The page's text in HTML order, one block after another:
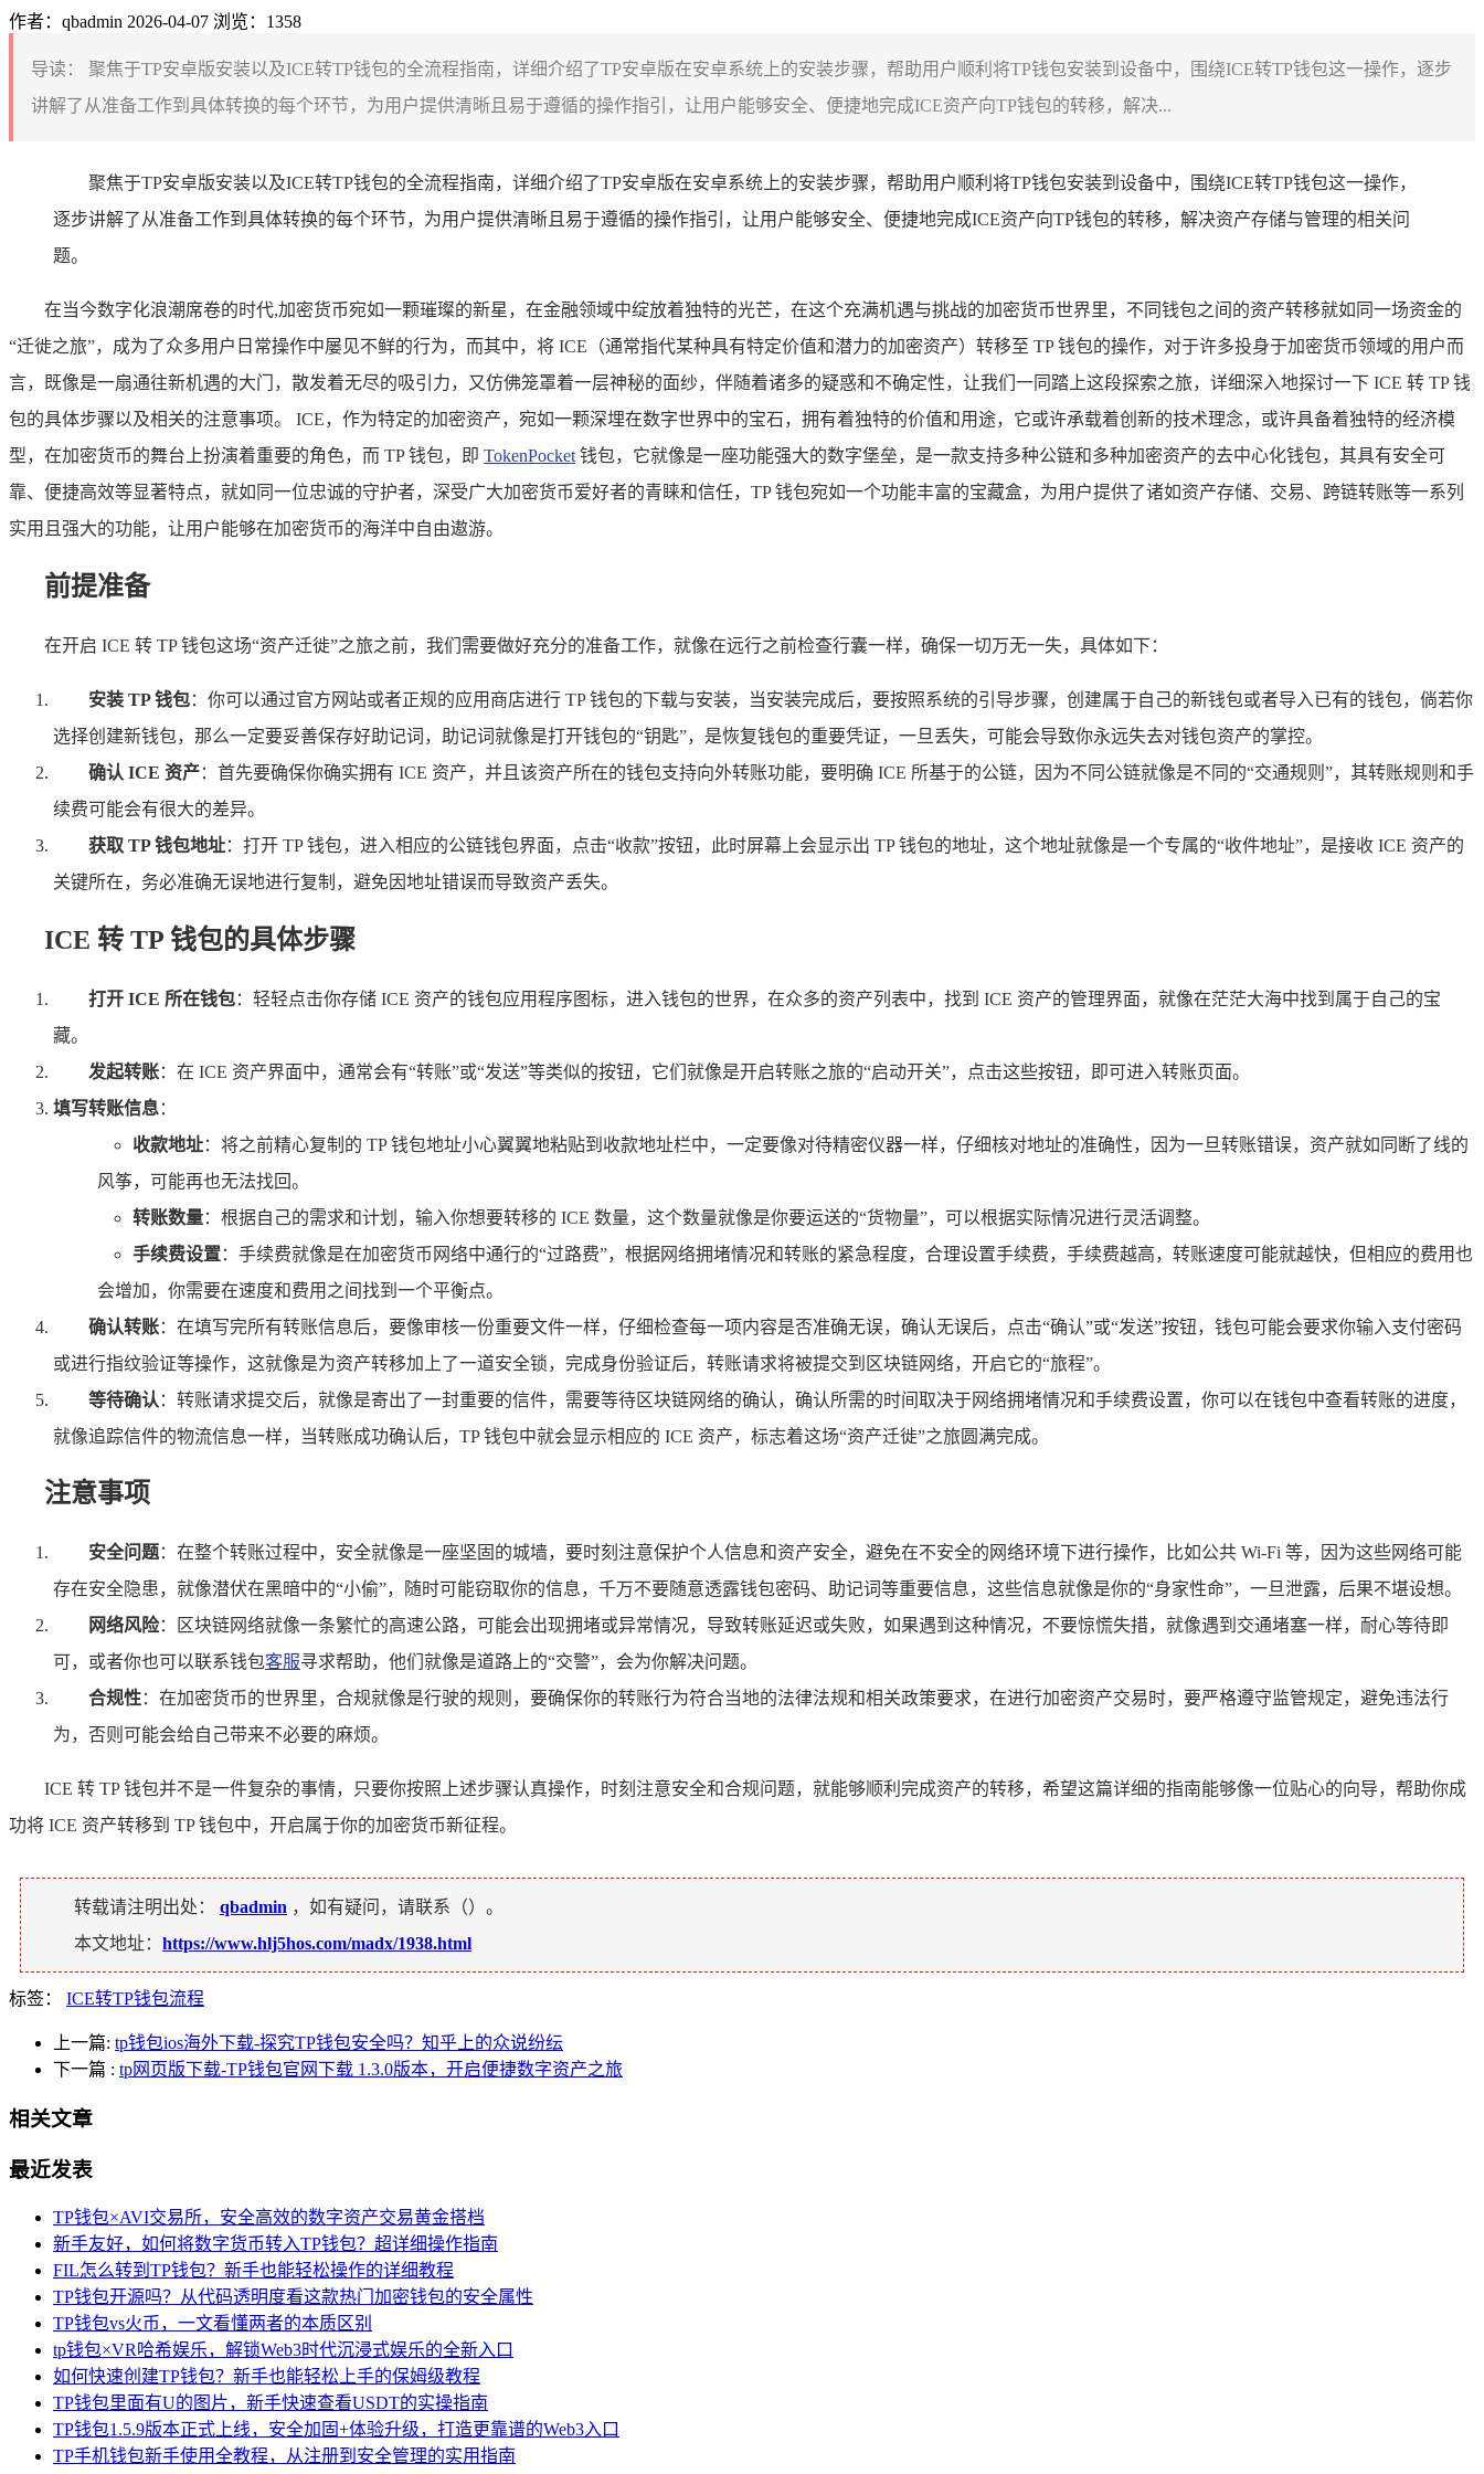
作者：qbadmin 2026-04-07 浏览：1358
导读：
聚焦于TP安卓版安装以及ICE转TP钱包的全流程指南，详细介绍了TP安卓版在安卓系统上的安装步骤，帮助用户顺利将TP钱包安装到设备中，围绕ICE转TP钱包这一操作，逐步
讲解了从准备工作到具体转换的每个环节，为用户提供清晰且易于遵循的操作指引，让用户能够安全、便捷地完成ICE资产向TP钱包的转移，解决...
聚焦于TP安卓版安装以及ICE转TP钱包的全流程指南，详细介绍了TP安卓版在安卓系统上的安装步骤，帮助用户顺利将TP钱包安装到设备中，围绕ICE转TP钱包这一操作，
逐步讲解了从准备工作到具体转换的每个环节，为用户提供清晰且易于遵循的操作指引，让用户能够安全、便捷地完成ICE资产向TP钱包的转移，解决资产存储与管理的相关问
题。
在当今数字化浪潮席卷的时代,加密货币宛如一颗璀璨的新星，在金融领域中绽放着独特的光芒，在这个充满机遇与挑战的加密货币世界里，不同钱包之间的资产转移就如同一场资金的
“迁徙之旅”，成为了众多用户日常操作中屡见不鲜的行为，而其中，将 ICE（通常指代某种具有特定价值和潜力的加密资产）转移至 TP 钱包的操作，对于许多投身于加密货币领域的用户而
言，既像是一扇通往新机遇的大门，散发着无尽的吸引力，又仿佛笼罩着一层神秘的面纱，伴随着诸多的疑惑和不确定性，让我们一同踏上这段探索之旅，详细深入地探讨一下 ICE 转 TP 钱
包的具体步骤以及相关的注意事项。 ICE，作为特定的加密资产，宛如一颗深埋在数字世界中的宝石，拥有着独特的价值和用途，它或许承载着创新的技术理念，或许具备着独特的经济模
型，在加密货币的舞台上扮演着重要的角色，而 TP 钱包，即 TokenPocket 钱包，它就像是一座功能强大的数字堡垒，是一款支持多种公链和多种加密资产的去中心化钱包，其具有安全可
靠、便捷高效等显著特点，就如同一位忠诚的守护者，深受广大加密货币爱好者的青睐和信任，TP 钱包宛如一个功能丰富的宝藏盒，为用户提供了诸如资产存储、交易、跨链转账等一系列
实用且强大的功能，让用户能够在加密货币的海洋中自由遨游。
前提准备
在开启 ICE 转 TP 钱包这场“资产迁徙”之旅之前，我们需要做好充分的准备工作，就像在远行之前检查行囊一样，确保一切万无一失，具体如下：
安装 TP 钱包：你可以通过官方网站或者正规的应用商店进行 TP 钱包的下载与安装，当安装完成后，要按照系统的引导步骤，创建属于自己的新钱包或者导入已有的钱包，倘若你
选择创建新钱包，那么一定要妥善保存好助记词，助记词就像是打开钱包的“钥匙”，是恢复钱包的重要凭证，一旦丢失，可能会导致你永远失去对钱包资产的掌控。
确认 ICE 资产：首先要确保你确实拥有 ICE 资产，并且该资产所在的钱包支持向外转账功能，要明确 ICE 所基于的公链，因为不同公链就像是不同的“交通规则”，其转账规则和手
续费可能会有很大的差异。
获取 TP 钱包地址：打开 TP 钱包，进入相应的公链钱包界面，点击“收款”按钮，此时屏幕上会显示出 TP 钱包的地址，这个地址就像是一个专属的“收件地址”，是接收 ICE 资产的
关键所在，务必准确无误地进行复制，避免因地址错误而导致资产丢失。
ICE 转 TP 钱包的具体步骤
打开 ICE 所在钱包：轻轻点击你存储 ICE 资产的钱包应用程序图标，进入钱包的世界，在众多的资产列表中，找到 ICE 资产的管理界面，就像在茫茫大海中找到属于自己的宝
藏。
发起转账：在 ICE 资产界面中，通常会有“转账”或“发送”等类似的按钮，它们就像是开启转账之旅的“启动开关”，点击这些按钮，即可进入转账页面。
填写转账信息：
收款地址：将之前精心复制的 TP 钱包地址小心翼翼地粘贴到收款地址栏中，一定要像对待精密仪器一样，仔细核对地址的准确性，因为一旦转账错误，资产就如同断了线的
风筝，可能再也无法找回。
转账数量：根据自己的需求和计划，输入你想要转移的 ICE 数量，这个数量就像是你要运送的“货物量”，可以根据实际情况进行灵活调整。
手续费设置：手续费就像是在加密货币网络中通行的“过路费”，根据网络拥堵情况和转账的紧急程度，合理设置手续费，手续费越高，转账速度可能就越快，但相应的费用也
会增加，你需要在速度和费用之间找到一个平衡点。
确认转账：在填写完所有转账信息后，要像审核一份重要文件一样，仔细检查每一项内容是否准确无误，确认无误后，点击“确认”或“发送”按钮，钱包可能会要求你输入支付密码
或进行指纹验证等操作，这就像是为资产转移加上了一道安全锁，完成身份验证后，转账请求将被提交到区块链网络，开启它的“旅程”。
等待确认 ：转账请求提交后，就像是寄出了一封重要的信件，需要等待区块链网络的确认，确认所需的时间取决于网络拥堵情况和手续费设置，你可以在钱包中查看转账的进度，
就像追踪信件的物流信息一样，当转账成功确认后，TP 钱包中就会显示相应的 ICE 资产，标志着这场“资产迁徙”之旅圆满完成。
注意事项
安全问题：在整个转账过程中，安全就像是一座坚固的城墙，要时刻注意保护个人信息和资产安全，避免在不安全的网络环境下进行操作，比如公共 Wi-Fi 等，因为这些网络可能
存在安全隐患，就像潜伏在黑暗中的“小偷”，随时可能窃取你的信息，千万不要随意透露钱包密码、助记词等重要信息，这些信息就像是你的“身家性命”，一旦泄露，后果不堪设想。
网络风险：区块链网络就像一条繁忙的高速公路，可能会出现拥堵或异常情况，导致转账延迟或失败，如果遇到这种情况，不要惊慌失措，就像遇到交通堵塞一样，耐心等待即
可，或者你也可以联系钱包客服寻求帮助，他们就像是道路上的“交警”，会为你解决问题。
合规性：在加密货币的世界里，合规就像是行驶的规则，要确保你的转账行为符合当地的法律法规和相关政策要求，在进行加密资产交易时，要严格遵守监管规定，避免违法行
为，否则可能会给自己带来不必要的麻烦。
ICE 转 TP 钱包并不是一件复杂的事情，只要你按照上述步骤认真操作，时刻注意安全和合规问题，就能够顺利完成资产的转移，希望这篇详细的指南能够像一位贴心的向导，帮助你成
功将 ICE 资产转移到 TP 钱包中，开启属于你的加密货币新征程。
转载请注明出处： qbadmin ，如有疑问，请联系（）。
本文地址： https://www.hlj5hos.com/madx/1938.html
标签： ICE转TP钱包流程
上一篇: tp钱包ios海外下载-探究TP钱包安全吗？知乎上的众说纷纭
下一篇 : tp网页版下载-TP钱包官网下载 1.3.0版本，开启便捷数字资产之旅
相关文章
最近发表
TP钱包×AVI交易所，安全高效的数字资产交易黄金搭档
新手友好，如何将数字货币转入TP钱包？超详细操作指南
FIL怎么转到TP钱包？新手也能轻松操作的详细教程
TP钱包开源吗？从代码透明度看这款热门加密钱包的安全属性
TP钱包vs火币，一文看懂两者的本质区别
tp钱包×VR哈希娱乐，解锁Web3时代沉浸式娱乐的全新入口
如何快速创建TP钱包？新手也能轻松上手的保姆级教程
TP钱包里面有U的图片，新手快速查看USDT的实操指南
TP钱包1.5.9版本正式上线，安全加固+体验升级，打造更靠谱的Web3入口
TP手机钱包新手使用全教程，从注册到安全管理的实用指南